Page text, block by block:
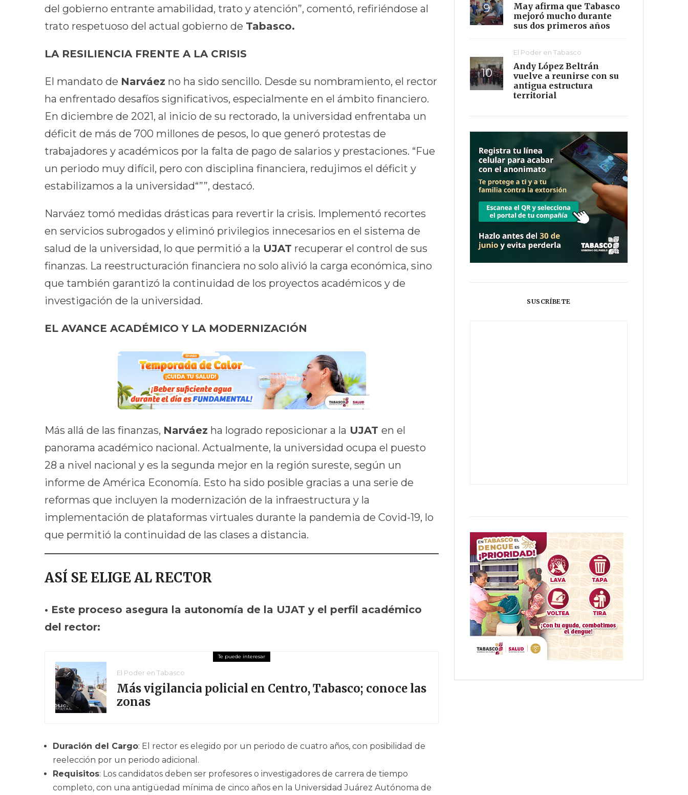
del gobierno entrante amabilidad, trato y atención”, comentó, refiriéndose al
trato respetuoso del actual gobierno de Tabasco.
LA RESILIENCIA FRENTE A LA CRISIS
El mandato de Narváez no ha sido sencillo. Desde su nombramiento, el rector
ha enfrentado desafíos significativos, especialmente en el ámbito financiero.
En diciembre de 2021, al inicio de su rectorado, la universidad enfrentaba un
déficit de más de 700 millones de pesos, lo que generó protestas de
trabajadores y académicos por la falta de pago de salarios y prestaciones. “Fue
un periodo muy difícil, pero con disciplina financiera, redujimos el déficit y
estabilizamos a la universidad“””, destacó.
Narváez tomó medidas drásticas para revertir la crisis. Implementó recortes
en servicios subrogados y eliminó privilegios innecesarios en el sistema de
salud de la universidad, lo que permitió a la UJAT recuperar el control de sus
finanzas. La reestructuración financiera no solo alivió la carga económica, sino
que también garantizó la continuidad de los proyectos académicos y de
investigación de la universidad.
EL AVANCE ACADÉMICO Y LA MODERNIZACIÓN
Más allá de las finanzas, Narváez ha logrado reposicionar a la UJAT en el
panorama académico nacional. Actualmente, la universidad ocupa el puesto
28 a nivel nacional y es la segunda mejor en la región sureste, según un
informe de América Economía. Esto ha sido posible gracias a una serie de
reformas que incluyen la modernización de la infraestructura y la
implementación de plataformas virtuales durante la pandemia de Covid-19, lo
que permitió la continuidad de las clases a distancia.
ASÍ SE ELIGE AL RECTOR
• Este proceso asegura la autonomía de la UJAT y el perfil académico
del rector:
El Poder en Tabasco
Más vigilancia policial en Centro, Tabasco; conoce las
zonas
Duración del Cargo: El rector es elegido por un periodo de cuatro años, con posibilidad de
reelección por un periodo adicional.
Requisitos: Los candidatos deben ser profesores o investigadores de carrera de tiempo
completo, con una antigüedad mínima de cinco años en la Universidad Juárez Autónoma de
May afirma que Tabasco
mejoró mucho durante
sus dos primeros años
El Poder en Tabasco
Andy López Beltrán
vuelve a reunirse con su
antigua estructura
territorial
SUSCRÍBETE